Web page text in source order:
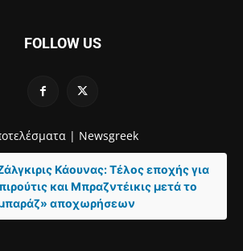
FOLLOW US
| Newsgreek
Κάουνας: Τέλος εποχής για
και Μπραζντέικις μετά το
αποχωρήσεων